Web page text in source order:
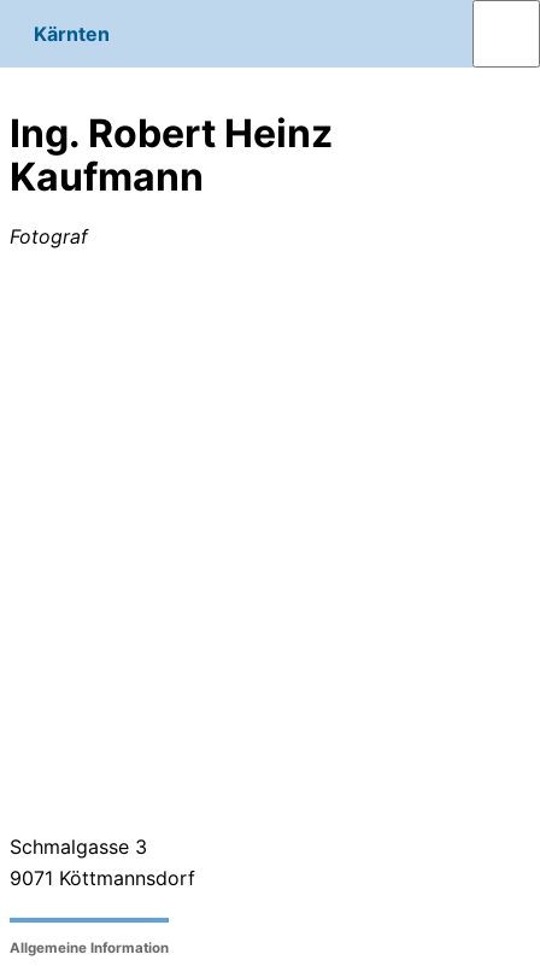
Kärnten
Ing. Robert Heinz
Kaufmann
Fotograf
Schmalgasse 3
9071 Köttmannsdorf
Allgemeine Information